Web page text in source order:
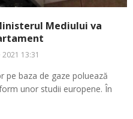
Mediului va
13:31
pe baza de gaze poluează
unor studii europene. În